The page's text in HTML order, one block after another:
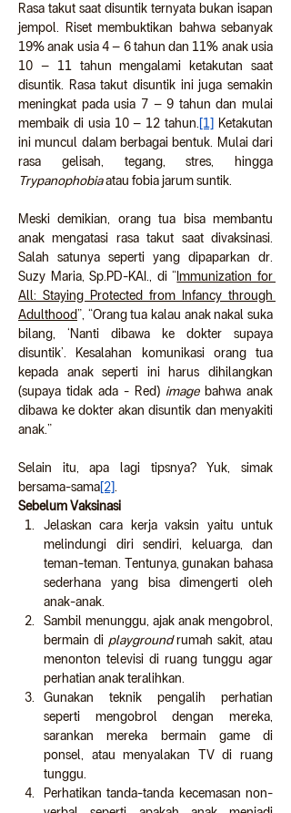
Rasa takut saat disuntik ternyata bukan isapan
jempol. Riset membuktikan bahwa sebanyak
19% anak usia 4 – 6 tahun dan 11% anak usia
10 – 11 tahun mengalami ketakutan saat
disuntik. Rasa takut disuntik ini juga semakin
meningkat pada usia 7 – 9 tahun dan mulai
membaik di usia 10 – 12 tahun. [1] Ketakutan
ini muncul dalam berbagai bentuk. Mulai dari
Trypanophobia atau fobia jarum suntik.
Meski demikian, orang tua bisa membantu
anak mengatasi rasa takut saat divaksinasi.
Salah satunya seperti yang dipaparkan dr.
Suzy Maria, Sp.PD-KAI., di “Immunization for
All: Staying Protected from Infancy through
Adulthood”, “Orang tua kalau anak nakal suka
bilang, ‘Nanti dibawa ke dokter supaya
disuntik’. Kesalahan komunikasi orang tua
kepada anak seperti ini harus dihilangkan
(supaya tidak ada - Red) image bahwa anak
dibawa ke dokter akan disuntik dan menyakiti
anak.”
Selain itu, apa lagi tipsnya? Yuk, simak
bersama-sama[2]
Sebelum Vaksinasi
Jelaskan cara kerja vaksin yaitu untuk
melindungi diri sendiri, keluarga, dan
teman-teman. Tentunya, gunakan bahasa
sederhana yang bisa dimengerti oleh
anak-anak.
Sambil menunggu, ajak anak mengobrol,
bermain di playground rumah sakit, atau
menonton televisi di ruang tunggu agar
perhatian anak teralihkan.
Gunakan teknik pengalih perhatian
seperti mengobrol dengan mereka,
sarankan mereka bermain game di
ponsel, atau menyalakan TV di ruang
tunggu.
Perhatikan tanda-tanda kecemasan non-